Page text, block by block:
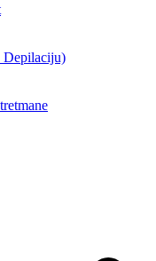
Depilaciju)